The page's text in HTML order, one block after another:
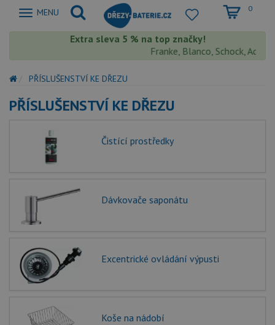
Zobrazit
MENU 0
Extra sleva 5 % na top značky!
Franke, Blanco, Schock,
PŘÍSLUŠENSTVÍ KE DŘEZU
PŘÍSLUŠENSTVÍ KE DŘEZU
Čistící prostředky
Dávkovače saponátu
Excentrické ovládání výpusti
Koše na nádobí